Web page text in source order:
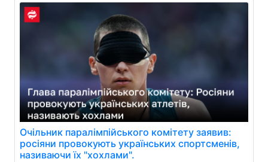
Очільник паралімпійського комітету заявив:
росіяни провокують українських спортсменів,
називаючи їх "хохлами".